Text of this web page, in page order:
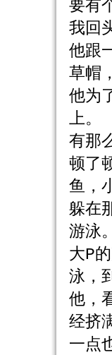
要有
我回
他跟
草帽
他为
上。
有那
顿了
鱼，
躲在
游泳。
大P
泳，
他，
经挤
一点